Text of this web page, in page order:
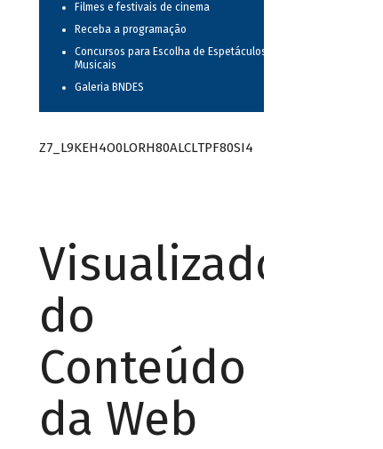
Filmes e festivais de cinema
Receba a programação
Concursos para Escolha de Espetáculos
Musicais
Galeria BNDES
Z7_L9KEH4O0LORH80ALCLTPF80SI4
Visualizador
do
Conteúdo
da Web